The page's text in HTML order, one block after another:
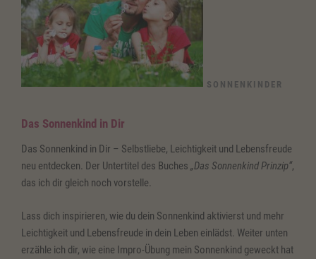
SONNENKINDER
Das Sonnenkind in Dir
Das Sonnenkind in Dir – Selbstliebe, Leichtigkeit und Lebensfreude
neu entdecken. Der Untertitel des Buches „Das Sonnenkind Prinzip“,
das ich dir gleich noch vorstelle.
Lass dich inspirieren, wie du dein Sonnenkind aktivierst und mehr
Leichtigkeit und Lebensfreude in dein Leben einlädst. Weiter unten
erzähle ich dir, wie eine Impro-Übung mein Sonnenkind geweckt hat